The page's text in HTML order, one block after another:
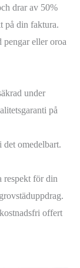
drar av 50%
på din faktura.
pengar eller oroa
under
på
det omedelbart.
respekt för din
offert